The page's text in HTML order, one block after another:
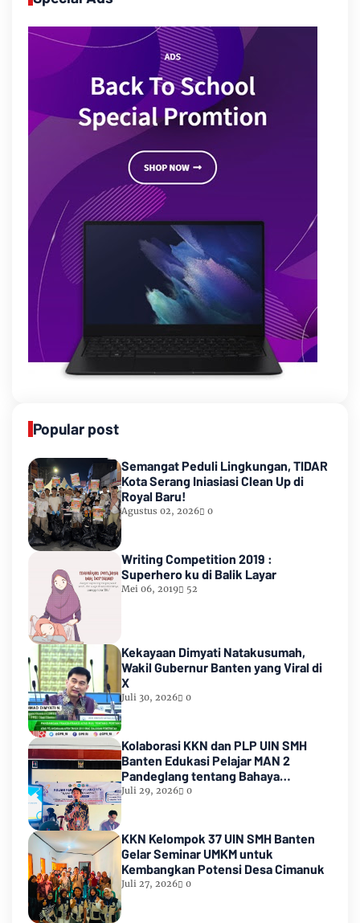
Popular post
Semangat Peduli Lingkungan, TIDAR
Kota Serang Iniasiasi Clean Up di
Royal Baru!
Agustus 02, 2026 0
Writing Competition 2019 :
Superhero ku di Balik Layar
Mei 06, 2019 52
Kekayaan Dimyati Natakusumah,
Wakil Gubernur Banten yang Viral di
X
Juli 30, 2026 0
Kolaborasi KKN dan PLP UIN SMH
Banten Edukasi Pelajar MAN 2
Pandeglang tentang Bahaya
Pernikahan Dini
Juli 29, 2026 0
KKN Kelompok 37 UIN SMH Banten
Gelar Seminar UMKM untuk
Kembangkan Potensi Desa Cimanuk
Juli 27, 2026 0